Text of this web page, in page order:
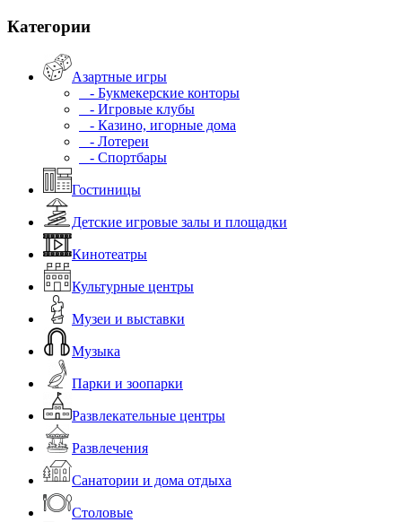
Категории
Азартные игры
- Букмекерские конторы
- Игровые клубы
- Казино, игорные дома
- Лотереи
- Спортбары
Гостиницы
Детские игровые залы и площадки
Кинотеатры
Культурные центры
Музеи и выставки
Музыка
Парки и зоопарки
Развлекательные центры
Развлечения
Санатории и дома отдыха
Столовые